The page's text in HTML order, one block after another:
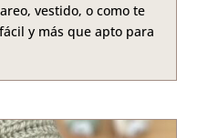
vestido, o como te
y más que apto para